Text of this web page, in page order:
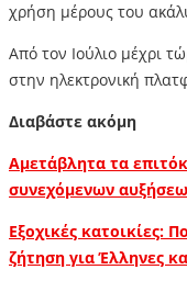
χρήση μέρους του
Από τον Ιούλιο μέχρι
στην ηλεκτρονική
Διαβάστε ακόμη
Αμετάβλητα τα
συνεχόμενων
Εξοχικές κατοικίες:
ζήτηση για Έλληνες